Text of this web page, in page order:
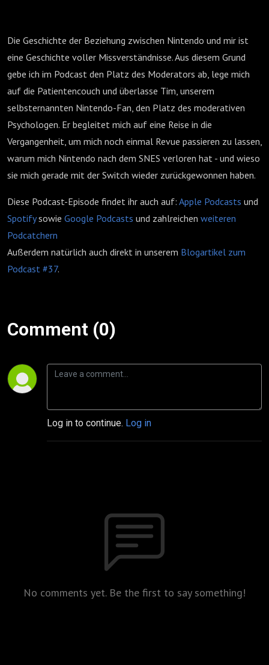
Die Geschichte der Beziehung zwischen Nintendo und mir ist
eine Geschichte voller Missverständnisse. Aus diesem Grund
gebe ich im Podcast den Platz des Moderators ab, lege mich
auf die Patientencouch und überlasse Tim, unserem
selbsternannten Nintendo-Fan, den Platz des moderativen
Psychologen. Er begleitet mich auf eine Reise in die
Vergangenheit, um mich noch einmal Revue passieren zu lassen,
warum mich Nintendo nach dem SNES verloren hat - und wieso
sie mich gerade mit der Switch wieder zurückgewonnen haben.
Diese Podcast-Episode findet ihr auch auf: Apple Podcasts und
Spotifysowie Google Podcasts und zahlreichen weiteren
Podcatchern
Außerdem natürlich auch direkt in unserem Blogartikel zum
Podcast #37.
Comment (0)
Log in to continue. Log in
No comments yet. Be the first to say something!